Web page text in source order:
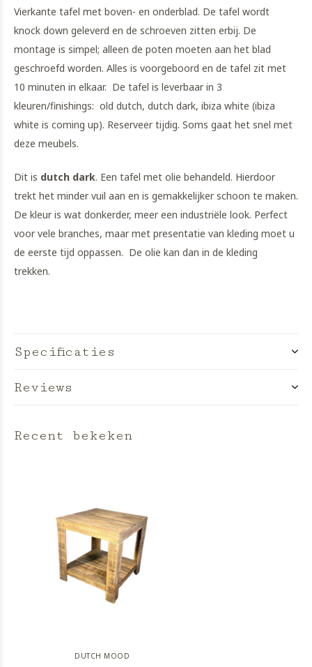
Vierkante tafel met boven- en onderblad. De tafel wordt
knock down geleverd en de schroeven zitten erbij. De
montage is simpel; alleen de poten moeten aan het blad
geschroefd worden. Alles is voorgeboord en de tafel zit met
10 minuten in elkaar. De tafel is leverbaar in 3
kleuren/finishings: old dutch, dutch dark, ibiza white (ibiza
white is coming up). Reserveer tijdig. Soms gaat het snel met
deze meubels.
Dit is dutch dark. Een tafel met olie behandeld. Hierdoor
trekt het minder vuil aan en is gemakkelijker schoon te maken.
De kleur is wat donkerder, meer een industriële look. Perfect
voor vele branches, maar met presentatie van kleding moet u
de eerste tijd oppassen. De olie kan dan in de kleding
trekken.
Specificaties
Reviews
Recent bekeken
DUTCH MOOD